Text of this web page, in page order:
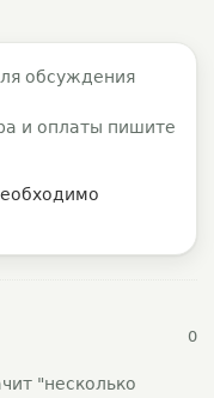
обсуждения
и оплаты пишите
0
"несколько